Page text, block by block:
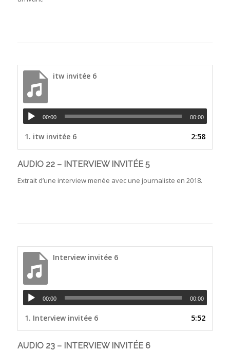
itw invitée 6
00:00 00:00
1. itw invitée 6 2:58
AUDIO 22 – INTERVIEW INVITÉE 5
Extrait d’une interview menée avec une journaliste en 2018.
Interview invitée 6
00:00 00:00
1. Interview invitée 6 5:52
AUDIO 23 – INTERVIEW INVITÉE 6